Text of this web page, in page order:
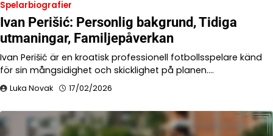
Spelarbiografier
Ivan Perišić: Personlig bakgrund, Tidiga
utmaningar, Familjepåverkan
Ivan Perišić är en kroatisk professionell fotbollsspelare känd
för sin mångsidighet och skicklighet på planen.…
Luka Novak 17/02/2026